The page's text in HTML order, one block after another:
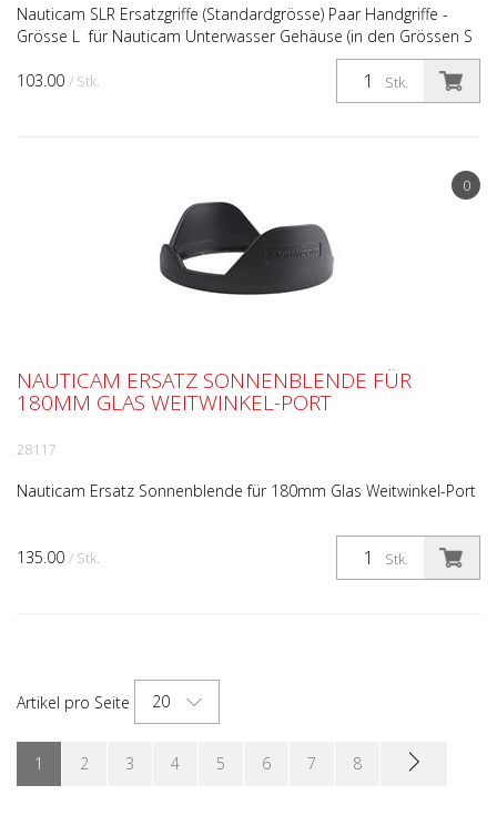
103.00 / Stk. Stk.
Nauticam SLR Ersatzgriffe (Standardgrösse) Paar Handgriffe -
Grösse L für Nauticam Unterwasser Gehäuse (in den Grössen S
und L erhältlich) Kategorie: Ersatzteile; Handgr...
0
135.00 / Stk. Stk.
NAUTICAM ERSATZ SONNENBLENDE FÜR
180MM GLAS WEITWINKEL-PORT
28117
Nauticam Ersatz Sonnenblende für 180mm Glas Weitwinkel-Port
Artikel pro Seite 20
1 2 3 4 5 6 7 8